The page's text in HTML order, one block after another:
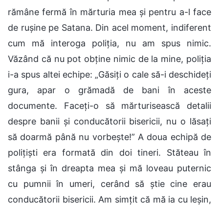
rămâne fermă în mărturia mea și pentru a-l face
de rușine pe Satana. Din acel moment, indiferent
cum mă interoga poliția, nu am spus nimic.
Văzând că nu pot obține nimic de la mine, poliția
i-a spus altei echipe: „Găsiți o cale să-i deschideți
gura, apar o grămadă de bani în aceste
documente. Faceți-o să mărturisească detalii
despre banii și conducătorii bisericii, nu o lăsați
să doarmă până nu vorbește!” A doua echipă de
polițiști era formată din doi tineri. Stăteau în
stânga și în dreapta mea și mă loveau puternic
cu pumnii în umeri, cerând să știe cine erau
conducătorii bisericii. Am simțit că mă ia cu leșin,